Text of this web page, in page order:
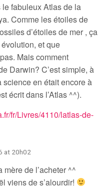
le fabuleux Atlas de la
Comme les étoiles de
d’étoiles de mer , ça
et que
Mais comment
Darwin? C’est simple, à
science en était encore à
écrit dans l’Atlas ^^).
fr/Livres/4110/latlas-de-
at 20h02
mère de l’acheter ^^
viens de s’alourdir!